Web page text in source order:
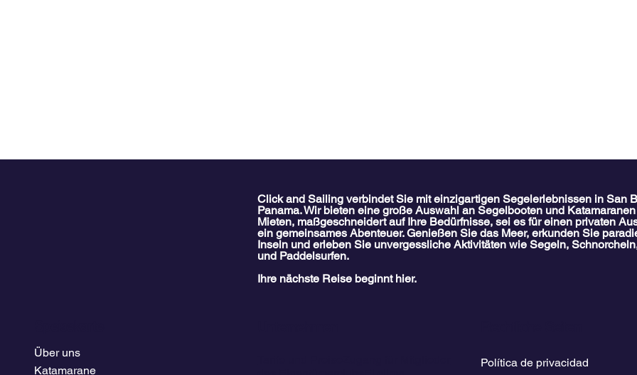
Cocobandero Cays in San
Über uns
Katamarane
Click and Sailing verbindet Sie mit einzigartigen Segelerlebnissen in San
Panama. Wir bieten eine große Auswahl an Segelbooten und
Mieten, maßgeschneidert auf Ihre Bedürfnisse, sei es für einen privaten
ein gemeinsames Abenteuer. Genießen Sie das Meer, erkunden Sie
Inseln und erleben Sie unvergessliche Aktivitäten wie Segeln,
und Paddelsurfen.
Ihre nächste Reise beginnt hier.
Política de privacidad